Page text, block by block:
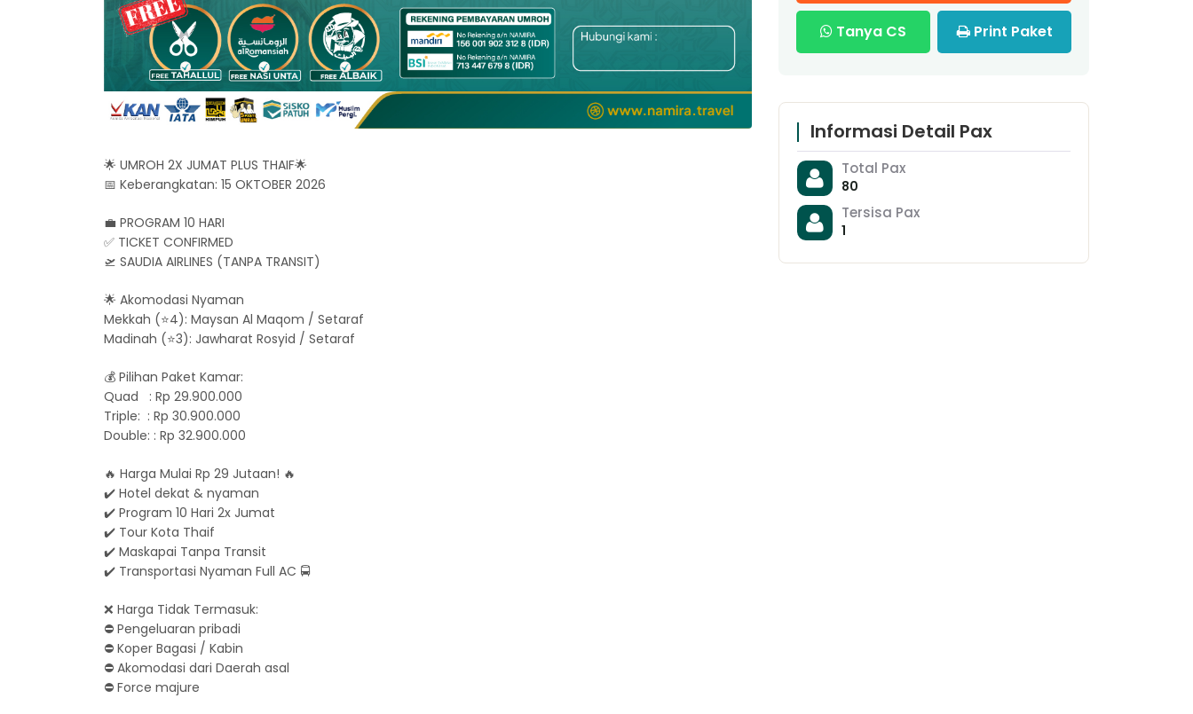
🌟 UMROH 2X JUMAT PLUS THAIF🌟
📅 Keberangkatan: 15 OKTOBER 2026
💼 PROGRAM 10 HARI
✅ TICKET CONFIRMED
🛫 SAUDIA AIRLINES (TANPA TRANSIT)
🌟 Akomodasi Nyaman
Mekkah (⭐️4): Maysan Al Maqom / Setaraf
Madinah (⭐️3): Jawharat Rosyid / Setaraf
💰 Pilihan Paket Kamar:
Quad : Rp 29.900.000
Triple: : Rp 30.900.000
Double: : Rp 32.900.000
🔥 Harga Mulai Rp 29 Jutaan! 🔥
✔️ Hotel dekat & nyaman
✔️ Program 10 Hari 2x Jumat
✔️ Tour Kota Thaif
✔️ Maskapai Tanpa Transit
✔️ Transportasi Nyaman Full AC 🚍
❌ Harga Tidak Termasuk:
⛔️ Pengeluaran pribadi
⛔️ Koper Bagasi / Kabin
⛔️ Akomodasi dari Daerah asal
⛔️ Force majure
Tanya CS Print Paket
Informasi Detail Pax
Total Pax
80
Tersisa Pax
1